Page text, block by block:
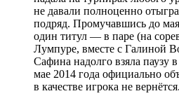
не давали полноценно
подряд. Промучавшись до
один титул — в паре (на
Лумпуре, вместе с Галиной
Сафина надолго взяла паузу
мае 2014 года официально
в качестве игрока не вернётся.